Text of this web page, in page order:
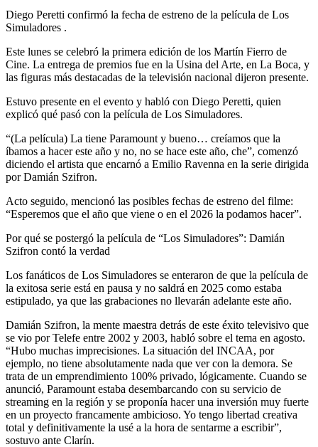
Diego Peretti confirmó la fecha de estreno de la película de Los
Simuladores .
Este lunes se celebró la primera edición de los Martín Fierro de
Cine. La entrega de premios fue en la Usina del Arte, en La Boca, y
las figuras más destacadas de la televisión nacional dijeron presente.
Estuvo presente en el evento y habló con Diego Peretti, quien
explicó qué pasó con la película de Los Simuladores.
“(La película) La tiene Paramount y bueno… creíamos que la
íbamos a hacer este año y no, no se hace este año, che”, comenzó
diciendo el artista que encarnó a Emilio Ravenna en la serie dirigida
por Damián Szifron.
Acto seguido, mencionó las posibles fechas de estreno del filme:
“Esperemos que el año que viene o en el 2026 la podamos hacer”.
Por qué se postergó la película de “Los Simuladores”: Damián
Szifron contó la verdad
Los fanáticos de Los Simuladores se enteraron de que la película de
la exitosa serie está en pausa y no saldrá en 2025 como estaba
estipulado, ya que las grabaciones no llevarán adelante este año.
Damián Szifron, la mente maestra detrás de este éxito televisivo que
se vio por Telefe entre 2002 y 2003, habló sobre el tema en agosto.
“Hubo muchas imprecisiones. La situación del INCAA, por
ejemplo, no tiene absolutamente nada que ver con la demora. Se
trata de un emprendimiento 100% privado, lógicamente. Cuando se
anunció, Paramount estaba desembarcando con su servicio de
streaming en la región y se proponía hacer una inversión muy fuerte
en un proyecto francamente ambicioso. Yo tengo libertad creativa
total y definitivamente la usé a la hora de sentarme a escribir”,
sostuvo ante Clarín.